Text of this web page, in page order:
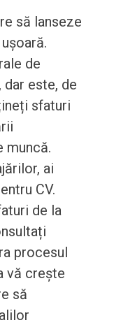
să lanseze
de
este, de
sfaturi
muncă.
ai
CV.
de la
procesul
vă crește
să